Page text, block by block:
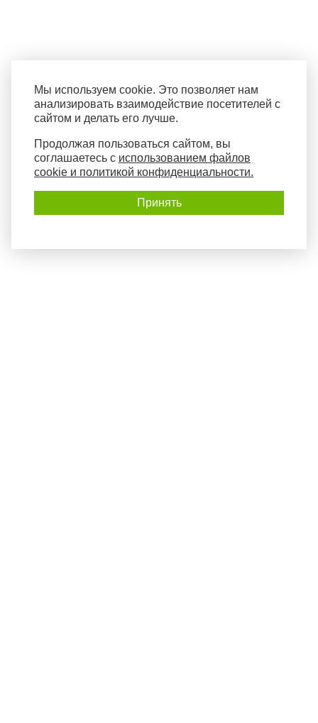
Мы используем cookie. Это позволяет нам
анализировать взаимодействие посетителей с
сайтом и делать его лучше.
Продолжая пользоваться сайтом, вы
соглашаетесь с использованием файлов
cookie и политикой конфиденциальности.
Принять